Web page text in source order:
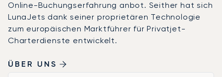
Online-Buchungserfahrung anbot. Seither hat sich
LunaJets dank seiner proprietären Technologie
zum europäischen Marktführer für Privatjet-
Charterdienste entwickelt.
ÜBER UNS